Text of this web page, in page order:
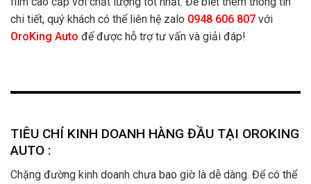
chi tiết, quý khách có thể liên hệ zalo 0948 606 807 với
OroKing Auto để được hỗ trợ tư vấn và giải đáp!
TIÊU CHÍ KINH DOANH HÀNG ĐẦU TẠI OROKING
AUTO :
Chặng đường kinh doanh chưa bao giờ là dễ dàng. Để có thể